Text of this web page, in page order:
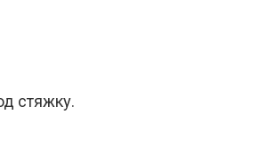
стяжку.